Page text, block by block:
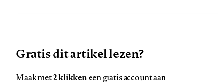
Zie onze cookie policy
Gratis dit artikel lezen?
Maak met2 klikkeneen gratis account aan